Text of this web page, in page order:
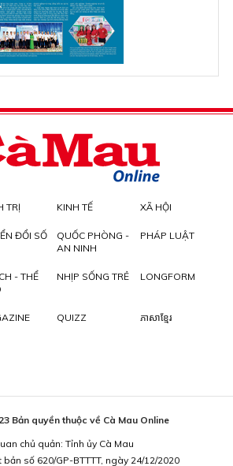
TRỊ KINH TẾ XÃ HỘI
ĐỔI SỐ
QUỐC PHÒNG -
AN NINH
PHÁP LUẬT
- THỂ
NHỊP SỐNG TRẺ LONGFORM
QUIZZ ភាសាខ្មែរ
Bản quyền thuộc về Cà Mau Online
chủ quản: Tỉnh ủy Cà Mau
số 620/GP-BTTTT, ngày 24/12/2020